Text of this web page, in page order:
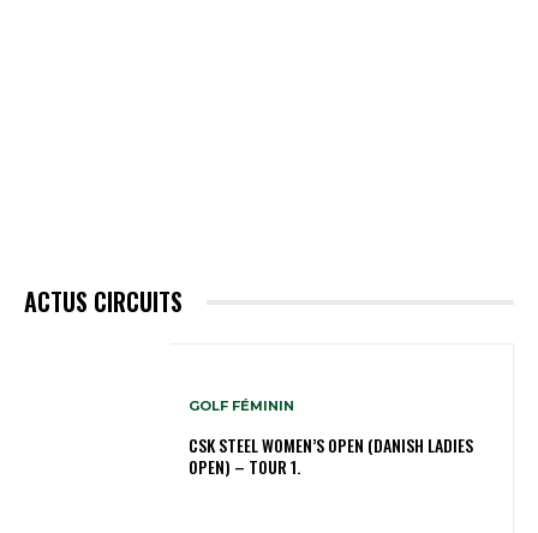
ACTUS CIRCUITS
GOLF FÉMININ
CSK STEEL WOMEN’S OPEN (DANISH LADIES
OPEN) – TOUR 1.